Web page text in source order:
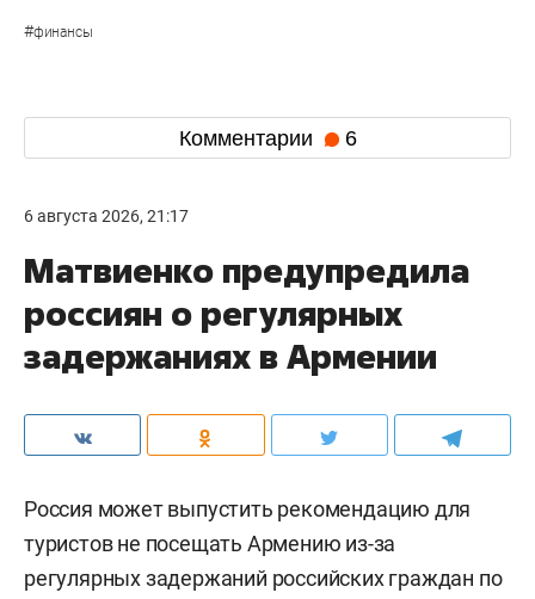
#финансы
Комментарии 6
6 августа 2026, 21:17
Матвиенко предупредила
россиян о регулярных
задержаниях в Армении
Россия может выпустить рекомендацию для
туристов не посещать Армению из-за
регулярных задержаний российских граждан по